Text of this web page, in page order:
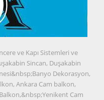
ve Kapı Sistemleri ve
Sincan, Duşakabin
Dekorasyon,
Ankara Cam balkon,
Cam